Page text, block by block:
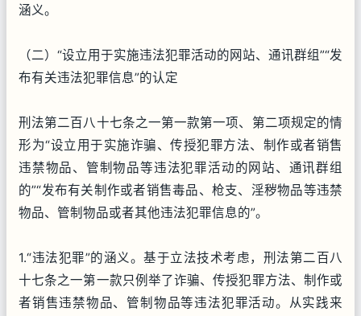
涵义。
（二）“设立用于实施违法犯罪活动的网站、通讯群组”“发
布有关违法犯罪信息”的认定
刑法第二百八十七条之一第一款第一项、第二项规定的情
形为“设立用于实施诈骗、传授犯罪方法、制作或者销售
违禁物品、管制物品等违法犯罪活动的网站、通讯群组
的”“发布有关制作或者销售毒品、枪支、淫秽物品等违禁
物品、管制物品或者其他违法犯罪信息的”。
1.“违法犯罪”的涵义。基于立法技术考虑，刑法第二百八
十七条之一第一款只例举了诈骗、传授犯罪方法、制作或
者销售违禁物品、管制物品等违法犯罪活动。从实践来